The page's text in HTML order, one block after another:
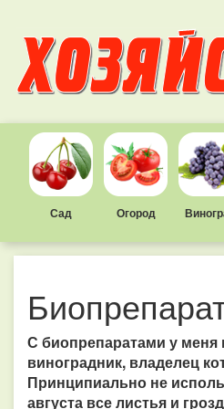
Сад Огород
С биопрепаратами у меня
виноградник, владелец
Принципиально не
августа все листья и